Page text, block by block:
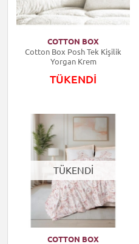
COTTON BOX
Cotton Box Posh Tek Kişilik
Yorgan Krem
TÜKENDİ
TÜKENDİ
COTTON BOX